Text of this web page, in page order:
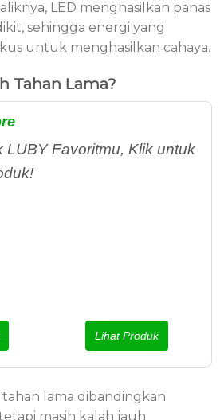
LED menghasilkan panas
sehingga energi yang
untuk menghasilkan cahaya.
Tahan Lama?
LUBY Favoritmu, Klik untuk
Lihat Produk
lama dibandingkan
masih kalah jauh